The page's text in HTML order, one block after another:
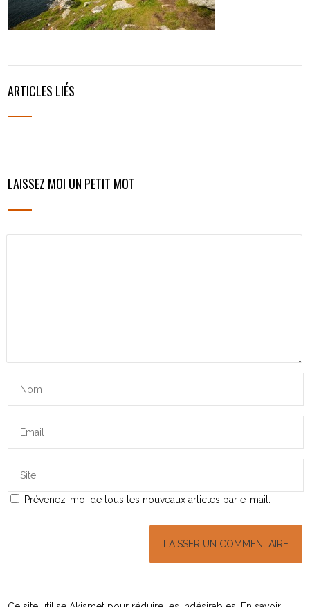
ARTICLES LIÉS
LAISSEZ MOI UN PETIT MOT
Prévenez-moi de tous les nouveaux articles par e-mail.